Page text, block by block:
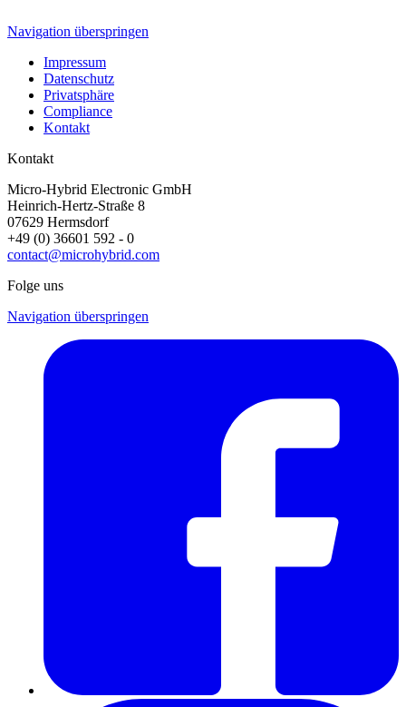
Navigation überspringen
Impressum
Datenschutz
Privatsphäre
Compliance
Kontakt
Kontakt
Micro-Hybrid Electronic GmbH
Heinrich-Hertz-Straße 8
07629 Hermsdorf
+49 (0) 36601 592 - 0
contact@microhybrid.com
Folge uns
Navigation überspringen